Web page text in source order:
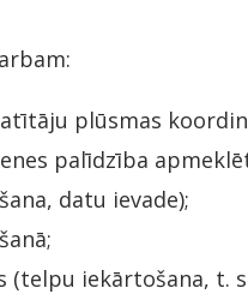
plūsmas
palīdzība
datu ievade);
iekārtošana, t.